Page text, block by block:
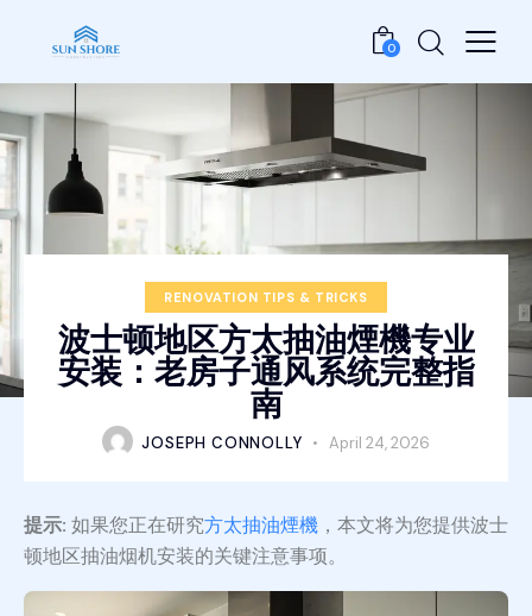
0
RENOVATION TIPS & TRICKS
波士顿地区方太抽油煙機专业
安装：老房子通风系统完整指
南
JOSEPH CONNOLLY April 24, 2026
提示: 如果您正在研究方太抽油煙機 ，本文将为您提供波士
顿地区抽油烟机安装的关键注意事项。